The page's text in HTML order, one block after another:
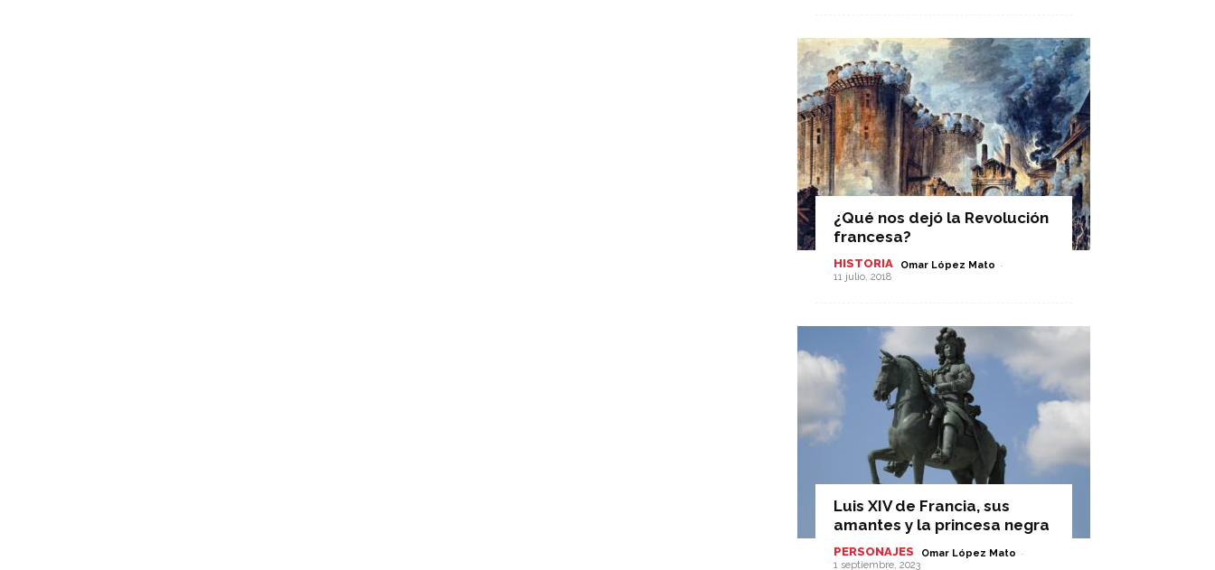
¿Qué nos dejó la Revolución
francesa?
HISTORIA Omar López Mato -
11 julio, 2018
Luis XIV de Francia, sus
amantes y la princesa negra
PERSONAJES Omar López Mato -
1 septiembre, 2023